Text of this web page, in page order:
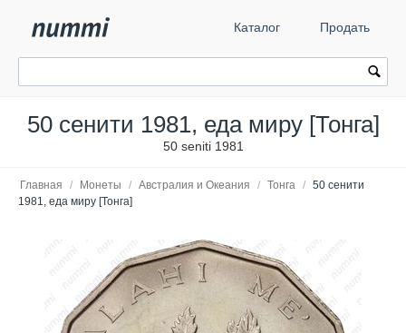
Каталог Продать
50 сенити 1981, еда миру [Тонга]
50 seniti 1981
Главная / Монеты / Австралия и Океания / Тонга / 50 сенити
1981, еда миру [Тонга]